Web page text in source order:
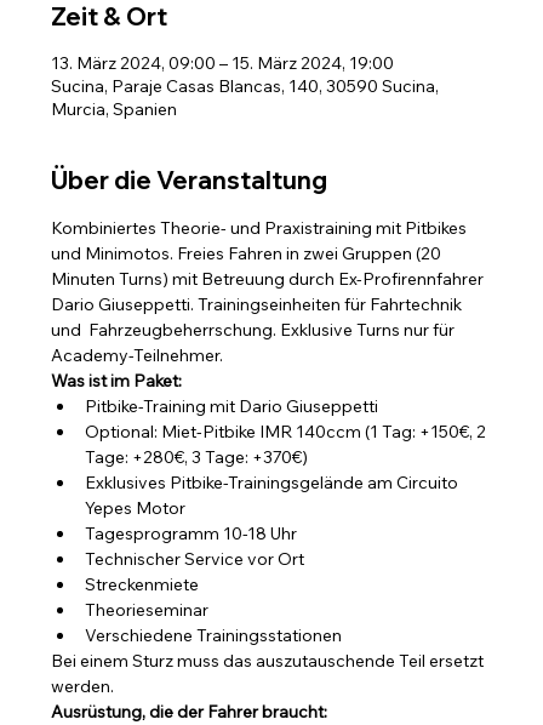
Zeit & Ort
13. März 2024, 09:00 – 15. März 2024, 19:00
Sucina, Paraje Casas Blancas, 140, 30590 Sucina,
Murcia, Spanien
Über die Veranstaltung
Kombiniertes Theorie- und Praxistraining mit Pitbikes
und Minimotos. Freies Fahren in zwei Gruppen (20
Minuten Turns) mit Betreuung durch Ex-Profirennfahrer
Dario Giuseppetti. Trainingseinheiten für Fahrtechnik
und  Fahrzeugbeherrschung. Exklusive Turns nur für
Academy-Teilnehmer.
Was ist im Paket:
Pitbike-Training mit Dario Giuseppetti
Optional: Miet-Pitbike IMR 140ccm (1 Tag: +150€, 2
Tage: +280€, 3 Tage: +370€)
Exklusives Pitbike-Trainingsgelände am Circuito
Yepes Motor
Tagesprogramm 10-18 Uhr
Technischer Service vor Ort
Streckenmiete
Theorieseminar
Verschiedene Trainingsstationen
Bei einem Sturz muss das auszutauschende Teil ersetzt
werden.
Ausrüstung, die der Fahrer braucht: